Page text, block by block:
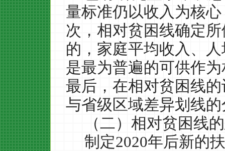
量标准仍以收入为核
次，相对贫困线确定
的，家庭平均收入、
是最为普遍的可供作
最后，在相对贫困线
与省级区域差异划线
（二）相对贫困线
制定2020年后新的